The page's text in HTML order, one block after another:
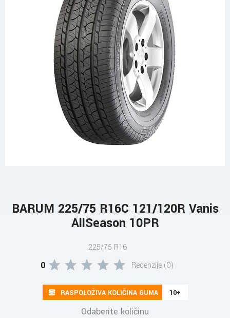
BARUM 225/75 R16C 121/120R Vanis
AllSeason 10PR
225/75 R16
0 Recenzije (0)
RASPOLOŽIVA KOLIČINA GUMA 10+
Odaberite količinu